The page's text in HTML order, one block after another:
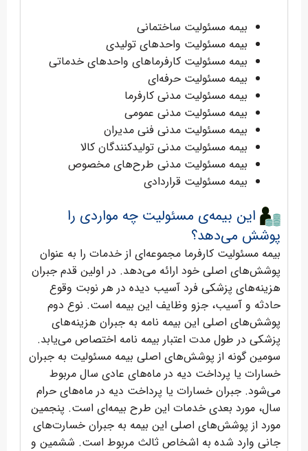
بیمه مسئولیت ساختمانی
بیمه مسئولیت واحدهای تولیدی
بیمه مسئولیت کارفرماهای واحدهای خدماتی
بیمه مسئولیت حرفه‌ای
بیمه مسئولیت مدنی کارفرما
بیمه مسئولیت مدنی عمومی
بیمه مسئولیت مدنی فنی مدیران
بیمه مسئولیت مدنی تولیدکنندگان کالا
بیمه مسئولیت مدنی طرح‌های مخصوص
بیمه مسئولیت قراردادی
این بیمه‌ی مسئولیت چه مواردی را
پوشش می‌دهد؟
بیمه مسئولیت کارفرما مجموعه‌ای از خدمات را به عنوان
پوشش‌های اصلی خود ارائه می‌دهد. در اولین قدم جبران
هزینه‌های پزشکی فرد آسیب دیده در هر نوبت وقوع
حادثه و آسیب، جزو وظایف این بیمه است. نوع دوم
پوشش‌های اصلی این بیمه نامه به جبران هزینه‌های
پزشکی در طول مدت اعتبار بیمه نامه اختصاص می‌یابد.
سومین گونه از پوشش‌های اصلی بیمه مسئولیت به جبران
خسارات یا پرداخت دیه در ماه‌های عادی سال مربوط
می‌شود. جبران خسارات یا پرداخت دیه در ماه‌های حرام
سال، مورد بعدی خدمات این طرح بیمه‌ای است. پنجمین
مورد از پوشش‌های اصلی این بیمه به جبران خسارت‌های
جانی وارد شده به اشخاص ثالث مربوط است. ششمین و